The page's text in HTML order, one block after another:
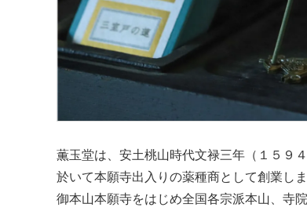
薫玉堂は、安土桃山時代文禄三年（１５９
於いて本願寺出入りの薬種商として創業しま
御本山本願寺をはじめ全国各宗派本山、寺